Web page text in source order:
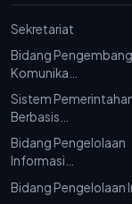
Sekretariat
Bidang
Komunika…
Sistem
Berbasis…
Bidang Pengelolaan
Informasi…
Bidang Pengelolaan